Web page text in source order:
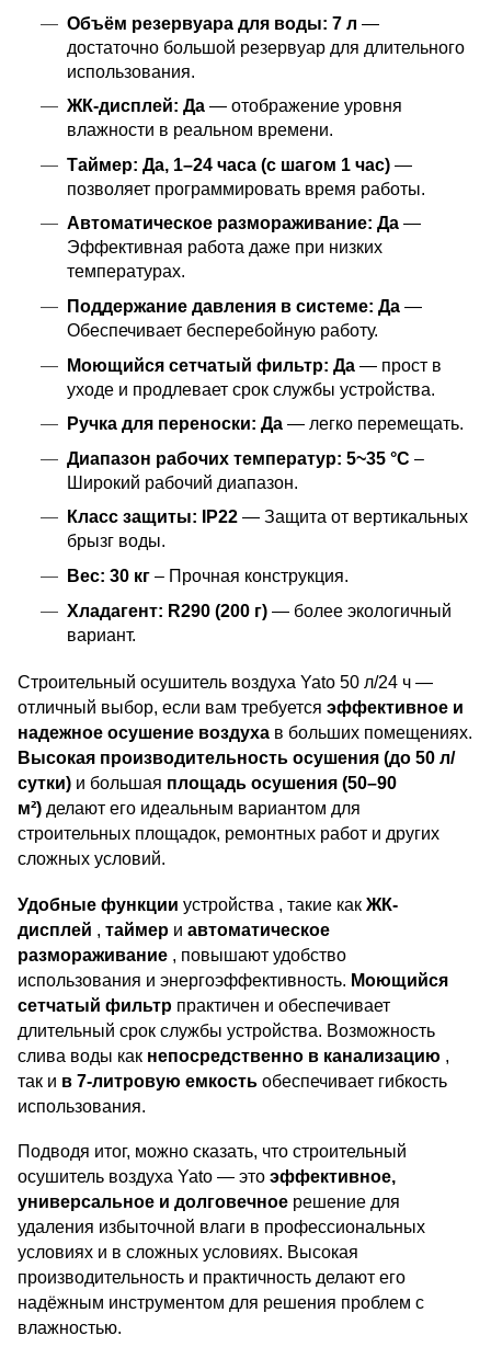
Объём резервуара для воды: 7 л —
достаточно большой резервуар для длительного
использования.
ЖК-дисплей: Да— отображение уровня
влажности в реальном времени.
Таймер: Да, 1–24 часа (с шагом 1 час)—
позволяет программировать время работы.
Автоматическое размораживание: Да—
Эффективная работа даже при низких
температурах.
Поддержание давления в системе: Да—
Обеспечивает бесперебойную работу.
Моющийся сетчатый фильтр: Да— прост в
уходе и продлевает срок службы устройства.
Ручка для переноски: Да— легко перемещать.
Диапазон рабочих температур: 5~35 °C –
Широкий рабочий диапазон.
Класс защиты:
IP22— Защита от вертикальных
брызг воды.
Вес: 30 кг– Прочная конструкция.
Хладагент: R290 (200 г)— более экологичный
вариант.
Строительный осушитель воздуха Yato 50 л/24 ч —
отличный выбор, если вам требуется эффективное и
надежное осушение воздуха в больших помещениях.
Высокая производительность осушения (до 50 л/
сутки) и большая площадь осушения (50–90
м²) делают его идеальным вариантом для
строительных площадок, ремонтных работ и других
сложных условий.
Удобные функции устройства , такие как ЖК-
дисплей , таймер и автоматическое
размораживание , повышают удобство
использования и энергоэффективность. Моющийся
сетчатый фильтр практичен и обеспечивает
длительный срок службы устройства. Возможность
слива воды как непосредственно в канализацию ,
так и в 7-литровую емкость обеспечивает гибкость
использования.
Подводя итог, можно сказать, что строительный
осушитель воздуха Yato — это эффективное,
универсальное и долговечное решение для
удаления избыточной влаги в профессиональных
условиях и в сложных условиях. Высокая
производительность и практичность делают его
надёжным инструментом для решения проблем с
влажностью.